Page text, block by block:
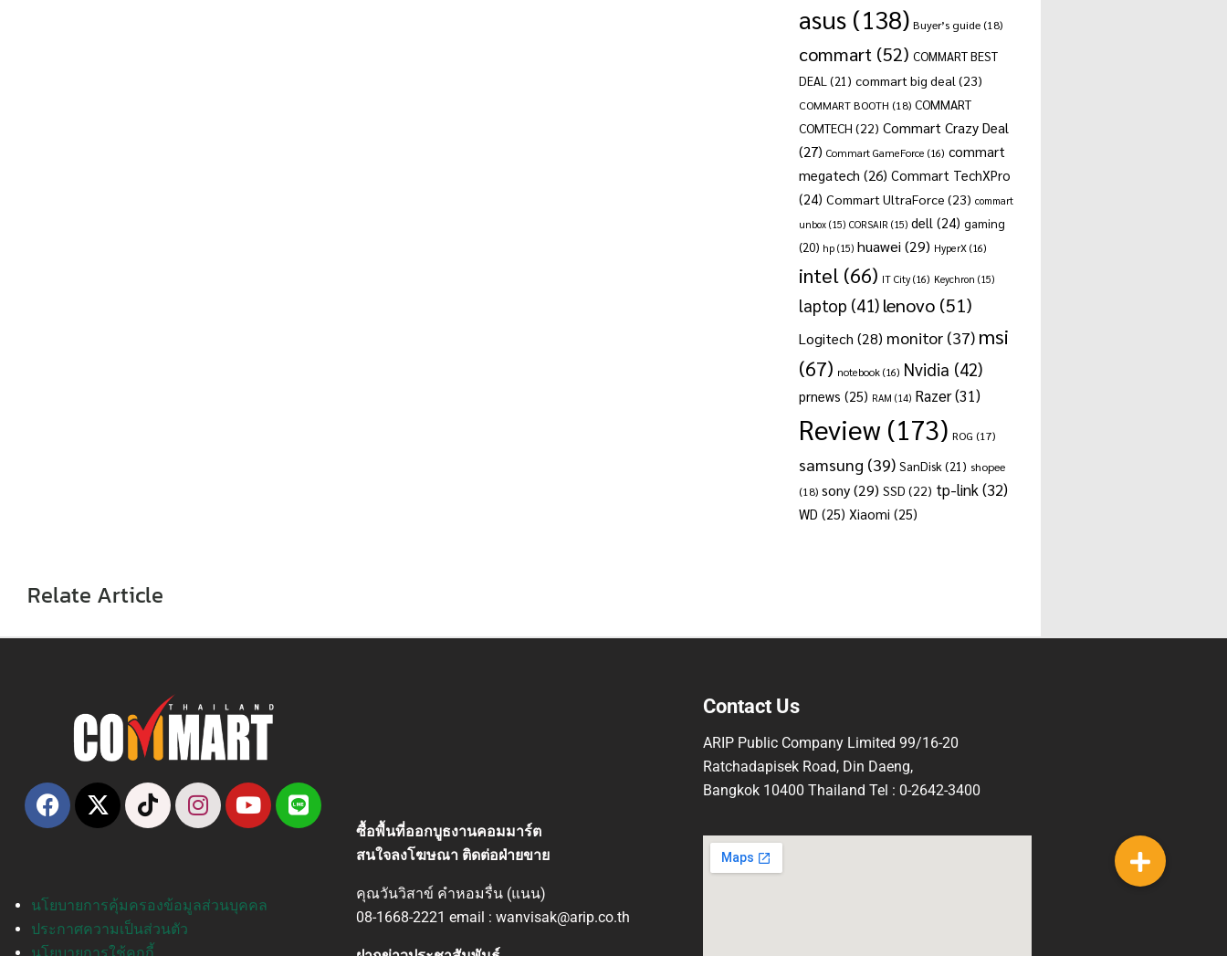
asus (138) Buyer’s guide (18)
commart (52) COMMART BEST
DEAL(21) commart big deal (23)
COMMART BOOTH (18) COMMART
COMTECH (22) Commart Crazy Deal
(27) Commart GameForce (16) commart
megatech (26) Commart TechXPro
(24) Commart UltraForce (23) commart
unbox (15) CORSAIR (15) dell (24) gaming
(20) hp (15) huawei (29) HyperX (16)
intel (66) IT City (16) Keychron (15)
laptop (41) lenovo (51)
Logitech (28) monitor (37) msi
(67) notebook (16) Nvidia (42)
prnews (25) RAM (14) Razer(31)
Review (173) ROG (17)
samsung (39) SanDisk(21) shopee
(18) sony(29) SSD (22) tp-link(32)
WD (25) Xiaomi (25)
Relate Article
นโยบายการคุ้มครองข้อมูลส่วนบุคคล
ประกาศความเป็นส่วนตัว
นโยบายการใช้คุกกี้
ซื้อพื้นที่ออกบูธงานคอมมาร์ต
สนใจลงโฆษณา ติดต่อฝ่ายขาย
คุณวันวิสาข์ คำหอมรื่น (แนน)
08-1668-2221 email : wanvisak@arip.co.th
Contact Us
ARIP Public Company Limited 99/16-20
Ratchadapisek Road, Din Daeng,
Bangkok 10400 Thailand Tel : 0-2642-3400